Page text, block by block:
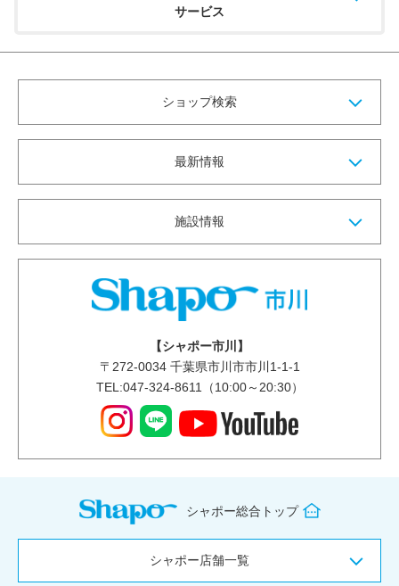
サービス
ショップ検索
最新情報
施設情報
【シャポー市川】
〒 272-0034千葉県市川市市川1-1-1
TEL:047-324-8611（10:00～20:30）
シャポー総合トップ
シャポー店舗一覧